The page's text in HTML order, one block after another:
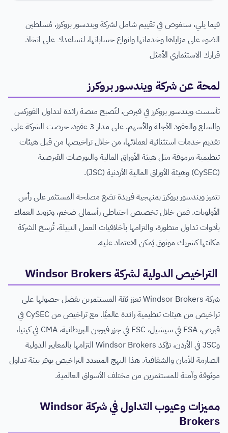
فيما يلي، سنغوص في تقييم شامل لشركة ويندسور بروكرز، مُسلطين
الضوء على مزاياها وخدماتها وانواع حساباتها، لنساعدك على اتخاذ
قرارك الاستثماري الأمثل
لمحة عن شركة ويندسور بروكرز
تأسست ويندسور بروكرز في قبرص، لتُصبح منصة رائدة لتداول الفوركس
والسلع والعقود الآجلة والأسهم. على مدار 3 عقود، حرصت الشركة على
تقديم خدمات استثنائية لعملائها، من خلال تراخيصها من قبل هيئات
تنظيمية مرموقة مثل هيئة الأوراق المالية والبورصات القبرصية
(CySEC) وهيئة الأوراق المالية الأردنية (JSC).
تتميز ويندسور بروكرز بمنهجية فريدة تضع مصلحة المستثمر على رأس
الأولويات. فمن خلال تخصيص احتياطي رأسمالي ضخم، وتزويد العملاء
بأدوات تداول متطورة، والتزامها بأخلاقيات العمل النبيلة، تُرسخ الشركة
مكانتها كشريك موثوق يُمكن الاعتماد عليه.
التراخيص الدولية لشركة Windsor Brokers
شركة Windsor Brokers تعزز ثقة المستثمرين بفضل حصولها على
تراخيص من هيئات تنظيمية رائدة عالميًا. مع تراخيص من CySEC في
قبرص، FSA في سيشيل، FSC في جزر فيرجن البريطانية، CMA في كينيا،
وJSC في الأردن، تؤكد Windsor Brokers التزامها بالمعايير الدولية
الصارمة للأمان والشفافية. هذا النهج المتعدد التراخيص يوفر بيئة تداول
موثوقة وآمنة للمستثمرين من مختلف الأسواق العالمية.
مميزات وعيوب التداول في شركة Windsor
Brokers